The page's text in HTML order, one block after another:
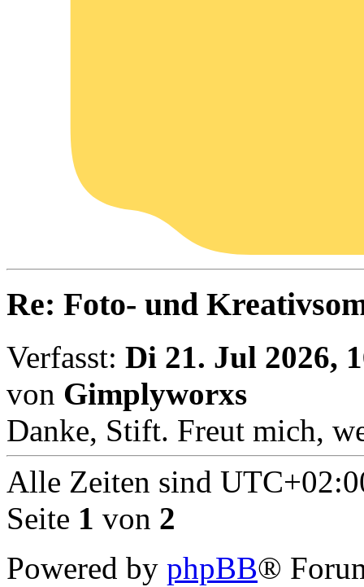
Re: Foto- und
Verfasst: Di 21. Jul 2026,
von Gimplyworxs
Danke, Stift. Freut mich,
Alle Zeiten sind
Seite 1 von 2
Powered by phpBB®